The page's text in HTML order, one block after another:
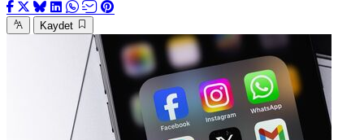
Kaydet